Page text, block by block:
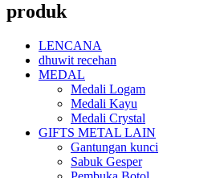
produk
LENCANA
dhuwit recehan
MEDAL
Medali Logam
Medali Kayu
Medali Crystal
GIFTS METAL LAIN
Gantungan kunci
Sabuk Gesper